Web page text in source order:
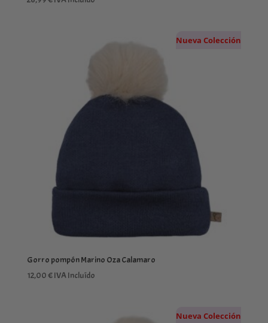
Nueva Colección
Gorro pompón Marino Oza Calamaro
12,00€IVA Incluído
Nueva Colección